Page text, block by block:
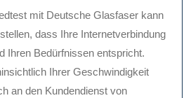
mit Deutsche Glasfaser kann
dass Ihre Internetverbindung
Ihren Bedürfnissen entspricht.
Ihrer Geschwindigkeit
an den Kundendienst von